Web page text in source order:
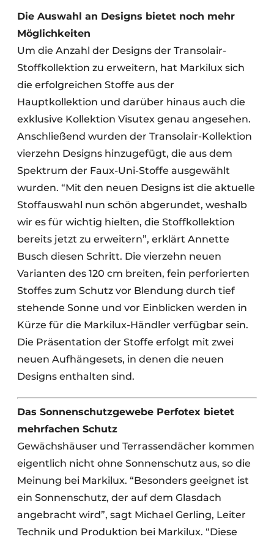
Die Auswahl an Designs bietet noch mehr
Möglichkeiten
Um die Anzahl der Designs der Transolair-
Stoffkollektion zu erweitern, hat Markilux sich
die erfolgreichen Stoffe aus der
Hauptkollektion und darüber hinaus auch die
exklusive Kollektion Visutex genau angesehen.
Anschließend wurden der Transolair-Kollektion
vierzehn Designs hinzugefügt, die aus dem
Spektrum der Faux-Uni-Stoffe ausgewählt
wurden. “Mit den neuen Designs ist die aktuelle
Stoffauswahl nun schön abgerundet, weshalb
wir es für wichtig hielten, die Stoffkollektion
bereits jetzt zu erweitern”, erklärt Annette
Busch diesen Schritt. Die vierzehn neuen
Varianten des 120 cm breiten, fein perforierten
Stoffes zum Schutz vor Blendung durch tief
stehende Sonne und vor Einblicken werden in
Kürze für die Markilux-Händler verfügbar sein.
Die Präsentation der Stoffe erfolgt mit zwei
neuen Aufhängesets, in denen die neuen
Designs enthalten sind.
Das Sonnenschutzgewebe Perfotex bietet
mehrfachen Schutz
Gewächshäuser und Terrassendächer kommen
eigentlich nicht ohne Sonnenschutz aus, so die
Meinung bei Markilux. “Besonders geeignet ist
ein Sonnenschutz, der auf dem Glasdach
angebracht wird”, sagt Michael Gerling, Leiter
Technik und Produktion bei Markilux. “Diese